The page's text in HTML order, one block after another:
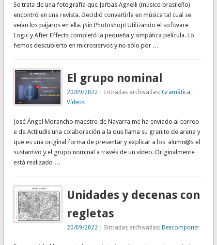
Se trata de una fotografía que Jarbas Agnelli (músico brasileño)
encontró en una revista. Decidió convertirla en música tal cual se
veían los pájaros en ella. ¡Sin Photoshop! Utilizando el software
Logic y After Effects completó la pequeña y simpática película. Lo
hemos descubierto en microsiervos y no sólo por …
El grupo nominal
20/09/2022 | Entradas archivadas:Gramática
Vídeos
José Ángel Morancho maestro de Navarra me ha enviado al correo-
e de Actiludis una colaboración a la que llama su granito de arena y
que es una original forma de presentar y explicar a los alumn@s el
sustantivo y el grupo nominal a través de un vídeo. Originalmente
está realizado …
Unidades y decenas con
regletas
20/09/2022 | Entradas archivadas:Descomponer